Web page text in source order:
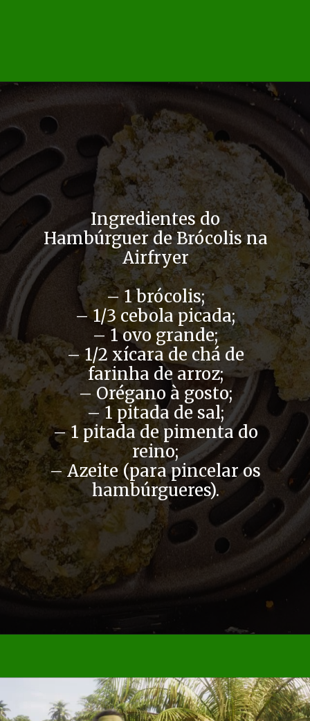
Ingredientes do
Hambúrguer de Brócolis na
Airfryer
– 1 brócolis;
– 1/3 cebola picada;
– 1 ovo grande;
– 1/2 xícara de chá de
farinha de arroz;
– Orégano à gosto;
– 1 pitada de sal;
– 1 pitada de pimenta do
reino;
– Azeite (para pincelar os
hambúrgueres).